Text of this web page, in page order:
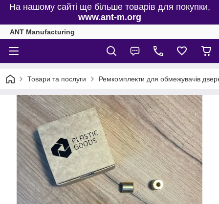
На нашому сайті ще більше товарів для покупки,
www.ant-m.org
ANT Manufacturing
Товари та послуги Ремкомплекти для обмежувачів